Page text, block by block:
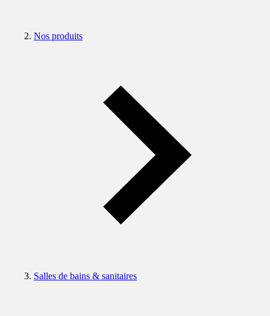
Nos produits
Salles de bains & sanitaires